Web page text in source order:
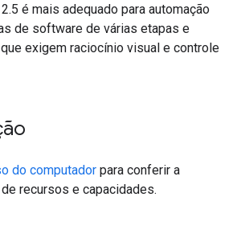
é mais adequado para automação
de software de várias etapas e
exigem raciocínio visual e controle
do computador para conferir a
recursos e capacidades.